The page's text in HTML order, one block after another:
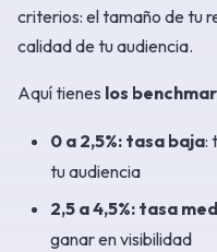
criterios: el tamaño de tu
calidad de tu audiencia.
Aquí tienes los
0 a 2,5%: tasa baja:
tu audiencia
2,5 a 4,5%: tasa
ganar en visibilidad